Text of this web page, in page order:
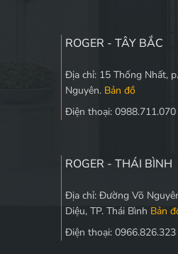
ROGER - TÂY BẮC
Địa chỉ: 15 Thống Nhất,
Nguyên. Bản đồ
Điện thoại: 0988.711.070
ROGER - THÁI BÌNH
Địa chỉ: Đường Võ
Diệu, TP. Thái Bình Bản
Điện thoại: 0966.826.323